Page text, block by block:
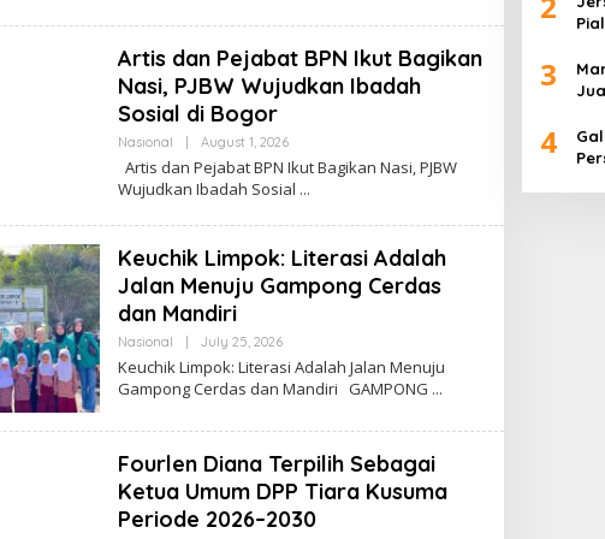
I
Artis dan Pejabat BPN Ikut Bagikan
Nasi, PJBW Wujudkan Ibadah
Sosial di Bogor
Nasional | August 1, 2026B
Y
A
D
I
Artis dan Pejabat BPN Ikut Bagikan Nasi, PJBW
Wujudkan Ibadah Sosial
Keuchik Limpok: Literasi Adalah
Jalan Menuju Gampong Cerdas
dan Mandiri
Nasional | July 25, 2026B
Y
A
D
Keuchik Limpok: Literasi Adalah Jalan Menuju
Gampong Cerdas dan Mandiri GAMPONG
Fourlen Diana Terpilih Sebagai
Ketua Umum DPP Tiara Kusuma
Periode 2026–2030
3
4